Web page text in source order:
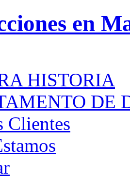
en
HISTORIA
DE
Clientes